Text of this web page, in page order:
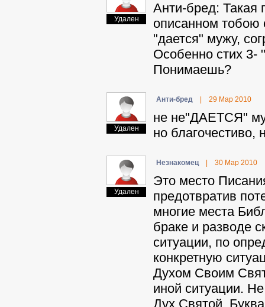
Удален
Aнти-бpeд: Такая
описанном тобою
"дается" мужу,
Особенно стих
Понимаешь?
Удален
Aнти-бpeд 29 Мар 2010
не не"ДАЕТСЯ"
но благочестиво,
Удален
Heзнaкoмeц 30 Мар 2010
Это место
предотвратив
многие места
браке и разводе
ситуации, по
конкретную
Духом Своим
иной ситуации.
Дух Святой.